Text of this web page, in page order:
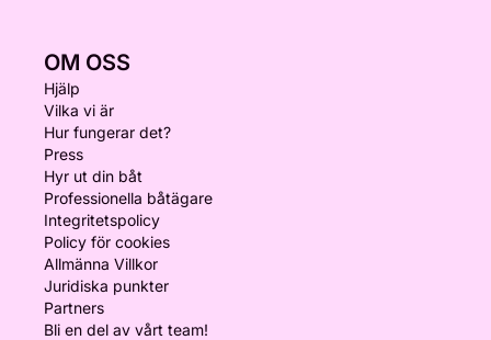
OM OSS
Hjälp
Vilka vi är
Hur fungerar det?
Press
Hyr ut din båt
Professionella båtägare
Integritetspolicy
Policy för cookies
Allmänna Villkor
Juridiska punkter
Partners
Bli en del av vårt team!